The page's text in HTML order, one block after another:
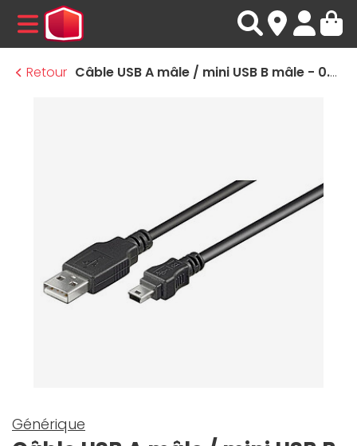
MENU
Retour
Câble USB A mâle / mini USB B mâle - 0.15 m
Générique